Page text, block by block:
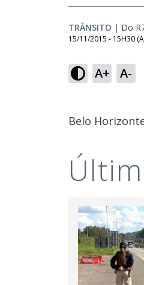
TRÂNSITO | Do
15/11/2015 - 15H30
A+ A-
Belo